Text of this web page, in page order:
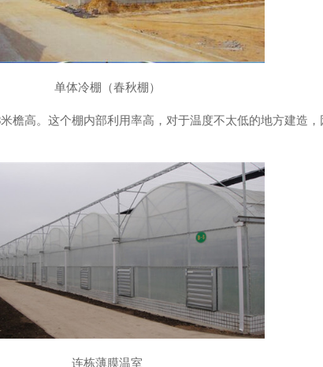
单体冷棚（春秋棚）
檐高。这个棚内部利用率高，对于温度不太低的地方建造
连栋薄膜温室